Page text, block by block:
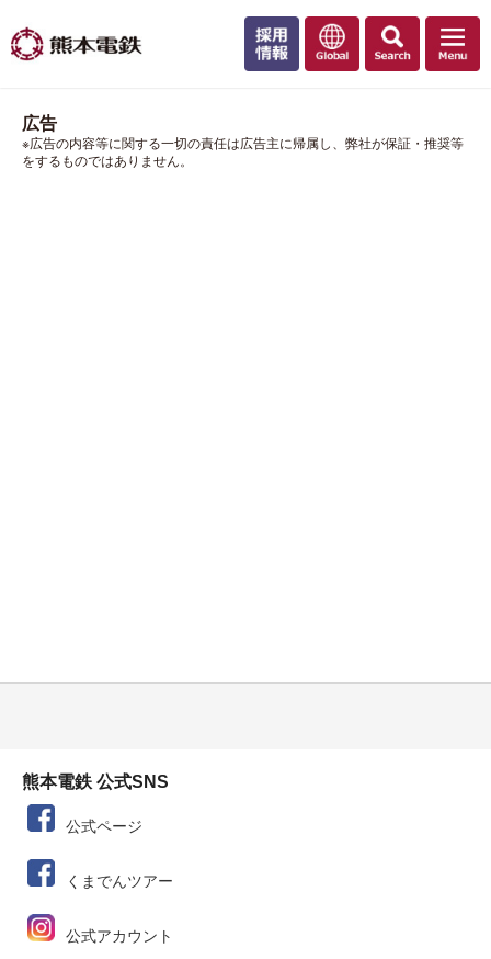
広告
※広告の内容等に関する一切の責任は広告主に帰属し、弊社が保証・推奨等
をするものではありません。
熊本電鉄 公式SNS
公式ページ
くまでんツアー
公式アカウント